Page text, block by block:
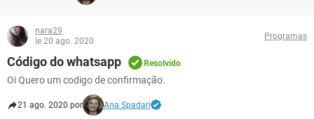
nara29
le 20 ago. 2020
Programas
Código do whatsapp Resolvido
Oi Quero um codigo de confirmação.
21 ago. 2020 por Ana Spadari